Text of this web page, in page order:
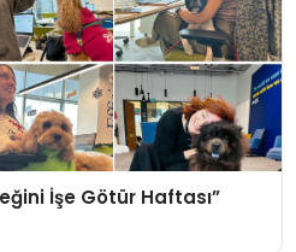
İşe Götür Haftası”